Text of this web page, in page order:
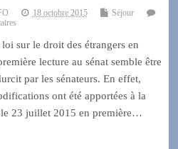
18 octobre 2015
Séjour
sur le droit des étrangers en
lecture au sénat semble être
par les sénateurs. En effet,
ont été apportées à la
23 juillet 2015 en première…